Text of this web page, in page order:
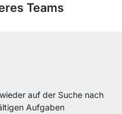
Teams
auf der Suche nach
Aufgaben